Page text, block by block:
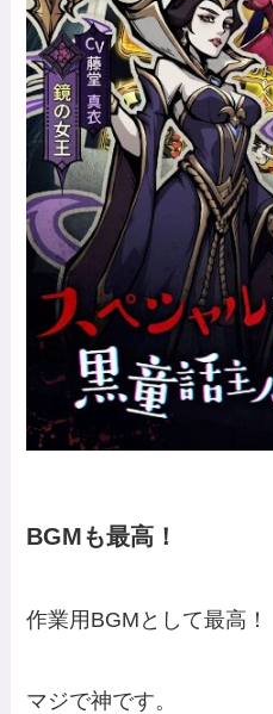
BGMも最高！
作業用BGMとして最高！
マジで神です。